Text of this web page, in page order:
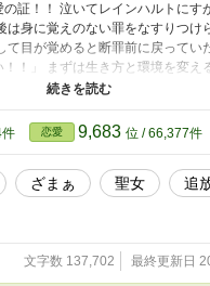
証！！ 泣いてレインハルトにす
身に覚えのない罪をなすりつけ
目が覚めると断罪前に戻ってい
！」 まずは生き方と環境を変え
、ひっそり魔法学園に通うこと
受けていたのは――。 「俺たち、
ん だ。 運命を変えようとも
！ ちょっ、来るなって。王子
恋愛 9,683 位 / 66,377件
ざまぁ 聖女 追
文字数 137,702 最終更新日